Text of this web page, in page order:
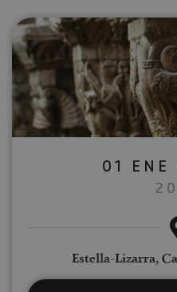
01 ENE
Estella-Lizarra,